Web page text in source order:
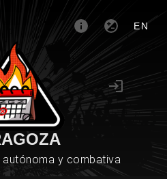
EN
y combativa